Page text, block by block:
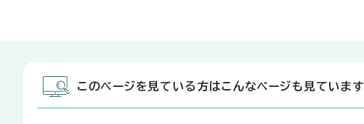
このページを見ている方はこんなページも見ています